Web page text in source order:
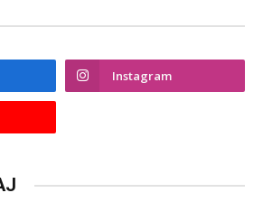
Instagram